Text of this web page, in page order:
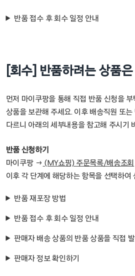
반품 접수 후 회수 일정 안내
[회수] 반품하려는 상품
먼저 마이쿠팡을 통해 직접 반품 신청을
상품을 보관해 주세요. 이후 배송직원 또
다르니 아래의 세부내용을 참고해 주시기
반품 신청하기
마이쿠팡 → (MY쇼핑) 주문목록/배송조회
이후 각 단계에 해당하는 항목을 선택하여
반품 재포장 방법
반품 접수 후 회수 일정 안내
판매자 배송 상품의 반품 상품을 직접
판매자 정보 확인하기